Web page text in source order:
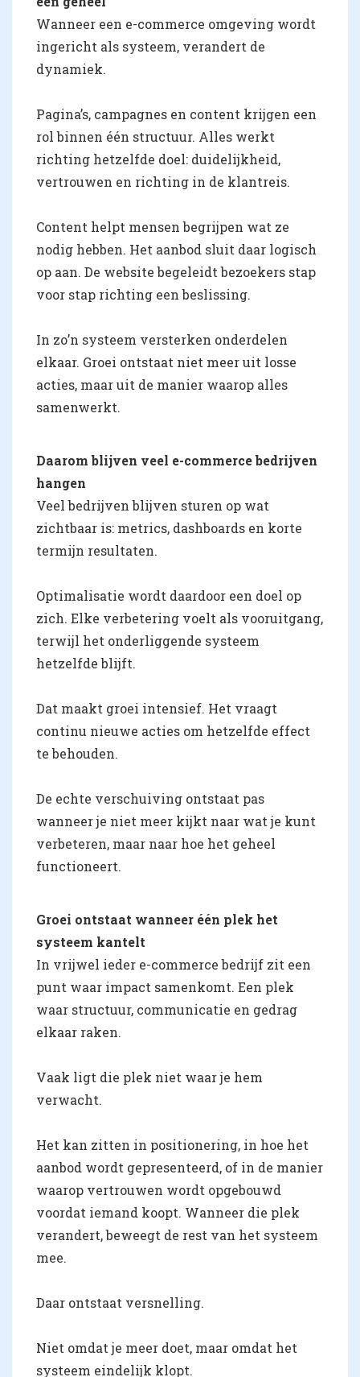
Wanneer een e-commerce omgeving wordt
ingericht als systeem, verandert de
dynamiek.
Pagina’s, campagnes en content krijgen een
rol binnen één structuur. Alles werkt
richting hetzelfde doel: duidelijkheid,
vertrouwen en richting in de klantreis.
Content helpt mensen begrijpen wat ze
nodig hebben. Het aanbod sluit daar logisch
op aan. De website begeleidt bezoekers stap
voor stap richting een beslissing.
In zo’n systeem versterken onderdelen
elkaar. Groei ontstaat niet meer uit losse
acties, maar uit de manier waarop alles
samenwerkt.
Daarom blijven veel e-commerce bedrijven
hangen
Veel bedrijven blijven sturen op wat
zichtbaar is: metrics, dashboards en korte
termijn resultaten.
Optimalisatie wordt daardoor een doel op
zich. Elke verbetering voelt als vooruitgang,
terwijl het onderliggende systeem
hetzelfde blijft.
Dat maakt groei intensief. Het vraagt
continu nieuwe acties om hetzelfde effect
te behouden.
De echte verschuiving ontstaat pas
wanneer je niet meer kijkt naar wat je kunt
verbeteren, maar naar hoe het geheel
functioneert.
Groei ontstaat wanneer één plek het
systeem kantelt
In vrijwel ieder e-commerce bedrijf zit een
punt waar impact samenkomt. Een plek
waar structuur, communicatie en gedrag
elkaar raken.
Vaak ligt die plek niet waar je hem
verwacht.
Het kan zitten in positionering, in hoe het
aanbod wordt gepresenteerd, of in de manier
waarop vertrouwen wordt opgebouwd
voordat iemand koopt. Wanneer die plek
verandert, beweegt de rest van het systeem
mee.
Daar ontstaat versnelling.
Niet omdat je meer doet, maar omdat het
systeem eindelijk klopt.